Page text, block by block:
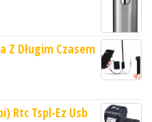
Z Długim Czasem
Rtc Tspl-Ez Usb